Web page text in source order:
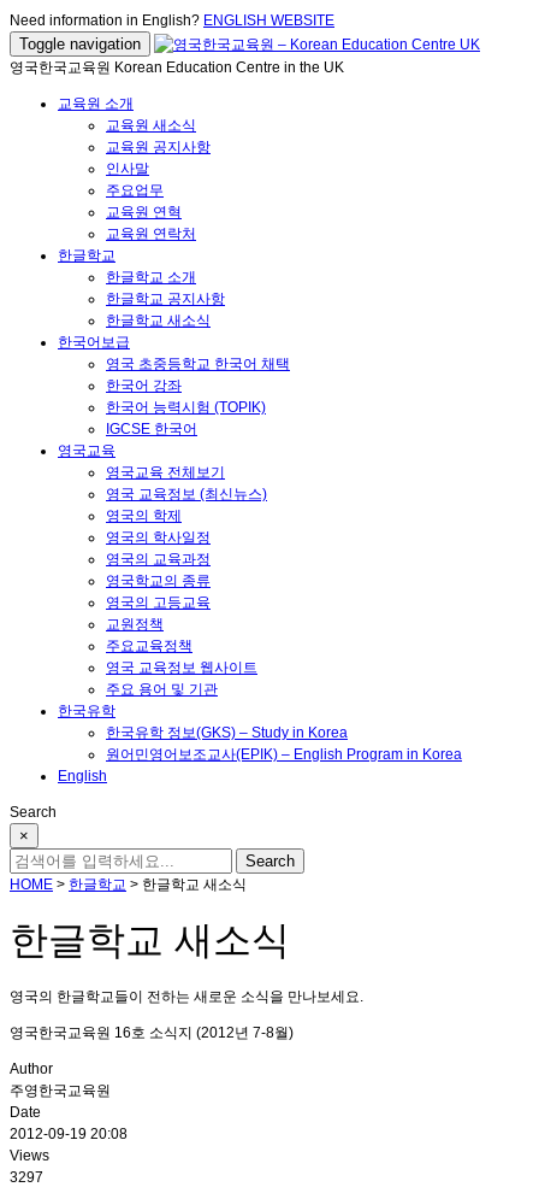
Need information in English? ENGLISH WEBSITE
Toggle navigation
영국한국교육원 Korean Education Centre in the UK
교육원 소개
교육원 새소식
교육원 공지사항
인사말
주요업무
교육원 연혁
교육원 연락처
한글학교
한글학교 소개
한글학교 공지사항
한글학교 새소식
한국어보급
영국 초중등학교 한국어 채택
한국어 강좌
한국어 능력시험 (TOPIK)
IGCSE 한국어
영국교육
영국교육 전체보기
영국 교육정보 (최신뉴스)
영국의 학제
영국의 학사일정
영국의 교육과정
영국학교의 종류
영국의 고등교육
교원정책
주요교육정책
영국 교육정보 웹사이트
주요 용어 및 기관
한국유학
한국유학 정보(GKS) – Study in Korea
원어민영어보조교사(EPIK) – English Program in Korea
English
Search
×
HOME > 한글학교 > 한글학교 새소식
한글학교 새소식
영국의 한글학교들이 전하는 새로운 소식을 만나보세요.
영국한국교육원 16호 소식지 (2012년 7-8월)
Author
주영한국교육원
Date
2012-09-19 20:08
Views
3297